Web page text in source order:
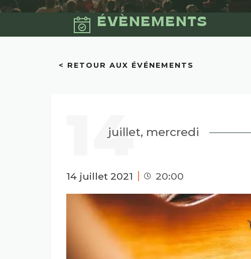
ÉVÈNEMENTS
< RETOUR AUX ÉVÉNEMENTS
14
juillet, mercredi
14 juillet 2021 20:00